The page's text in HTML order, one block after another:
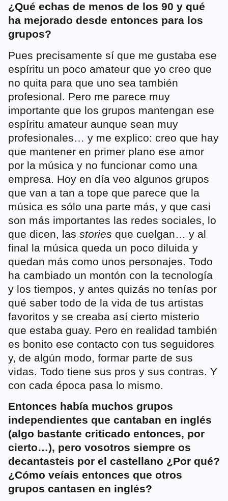
¿Qué echas de menos de los 90 y qué
ha mejorado desde entonces para los
grupos?
Pues precisamente sí que me gustaba ese
espíritu un poco amateur que yo creo que
no quita para que uno sea también
profesional. Pero me parece muy
importante que los grupos mantengan ese
espíritu amateur aunque sean muy
profesionales… y me explico: creo que hay
que mantener en primer plano ese amor
por la música y no funcionar como una
empresa. Hoy en día veo algunos grupos
que van a tan a tope que parece que la
música es sólo una parte más, y que casi
son más importantes las redes sociales, lo
que dicen, las stories que cuelgan… y al
final la música queda un poco diluida y
quedan más como unos personajes. Todo
ha cambiado un montón con la tecnología
y los tiempos, y antes quizás no tenías por
qué saber todo de la vida de tus artistas
favoritos y se creaba así cierto misterio
que estaba guay. Pero en realidad también
es bonito ese contacto con tus seguidores
y, de algún modo, formar parte de sus
vidas. Todo tiene sus pros y sus contras. Y
con cada época pasa lo mismo.
Entonces había muchos grupos
independientes que cantaban en inglés
(algo bastante criticado entonces, por
cierto…), pero vosotros siempre os
decantasteis por el castellano ¿Por qué?
¿Cómo veíais entonces que otros
grupos cantasen en inglés?